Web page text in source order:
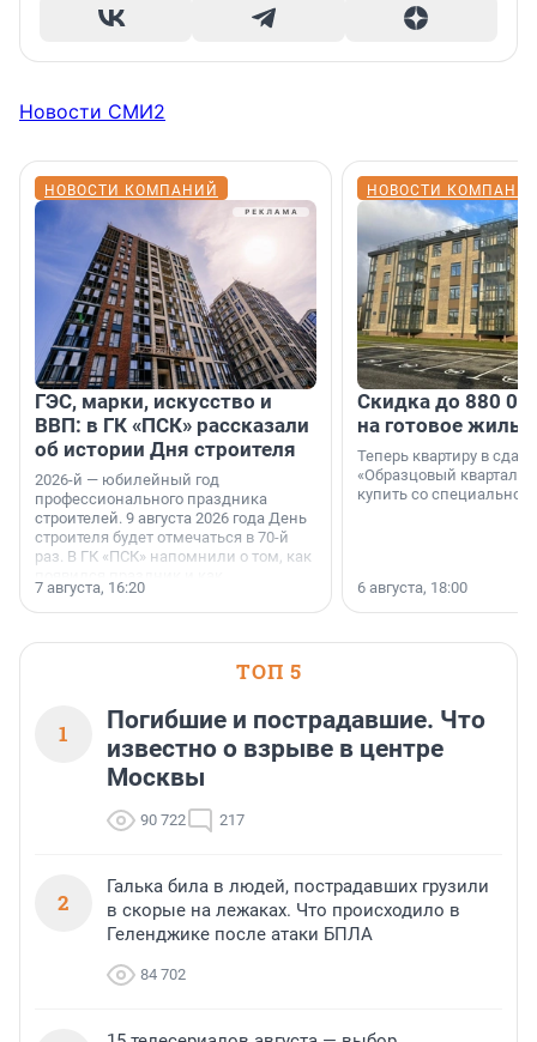
Новости СМИ2
НОВОСТИ КОМПАНИЙ
ГЭС, марки, искусство и
ВВП: в ГК «ПСК» рассказали
об истории Дня строителя
2026-й — юбилейный год
профессионального праздника
строителей. 9 августа 2026 года День
строителя будет отмечаться в 70-й
раз. В ГК «ПСК» напомнили о том, как
поменялась роль строительства.
7 августа, 16:20
НОВОСТИ
Скидка до 880
на готовое
Теперь квартиру в
«Образцовый квартал
купить со специальной
6 августа, 18:00
ТОП 5
1
Погибшие и пострадавшие. Что
известно о взрыве в центре
Москвы
90 722 217
2
Галька била в людей, пострадавших грузили
в скорые на лежаках. Что происходило в
Геленджике после атаки БПЛА
84 702